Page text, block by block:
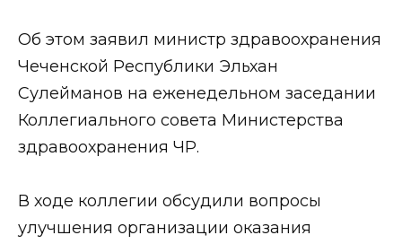
Об этом заявил министр здравоохранения
Чеченской Республики Эльхан
Сулейманов на еженедельном заседании
Коллегиального совета Министерства
здравоохранения ЧР.
В ходе коллегии обсудили вопросы
улучшения организации оказания